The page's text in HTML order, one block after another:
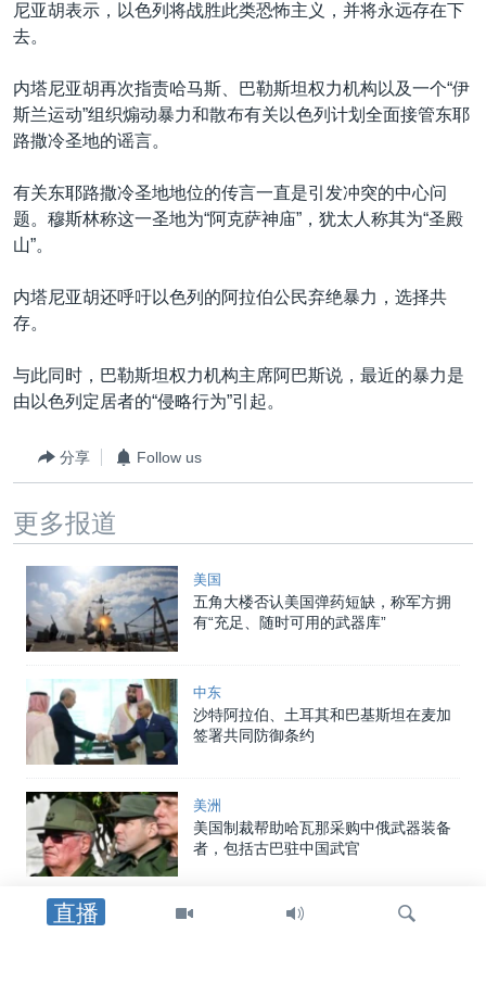
GEN Z 看美国
直播
尼亚胡表示，以色列将战胜此类恐怖主义，并将永远存在下
去。
内塔尼亚胡再次指责哈马斯、巴勒斯坦权力机构以及一个“伊
斯兰运动”组织煽动暴力和散布有关以色列计划全面接管东耶
路撒冷圣地的谣言。
有关东耶路撒冷圣地地位的传言一直是引发冲突的中心问
题。穆斯林称这一圣地为“阿克萨神庙”，犹太人称其为“圣殿
山”。
内塔尼亚胡还呼吁以色列的阿拉伯公民弃绝暴力，选择共
存。
与此同时，巴勒斯坦权力机构主席阿巴斯说，最近的暴力是
由以色列定居者的“侵略行为”引起。
分享 Follow us
更多报道
美国
五角大楼否认美国弹药短缺，称军方拥
有“充足、随时可用的武器库”
中东
沙特阿拉伯、土耳其和巴基斯坦在麦加
签署共同防御条约
美洲
美国制裁帮助哈瓦那采购中俄武器装备
者，包括古巴驻中国武官